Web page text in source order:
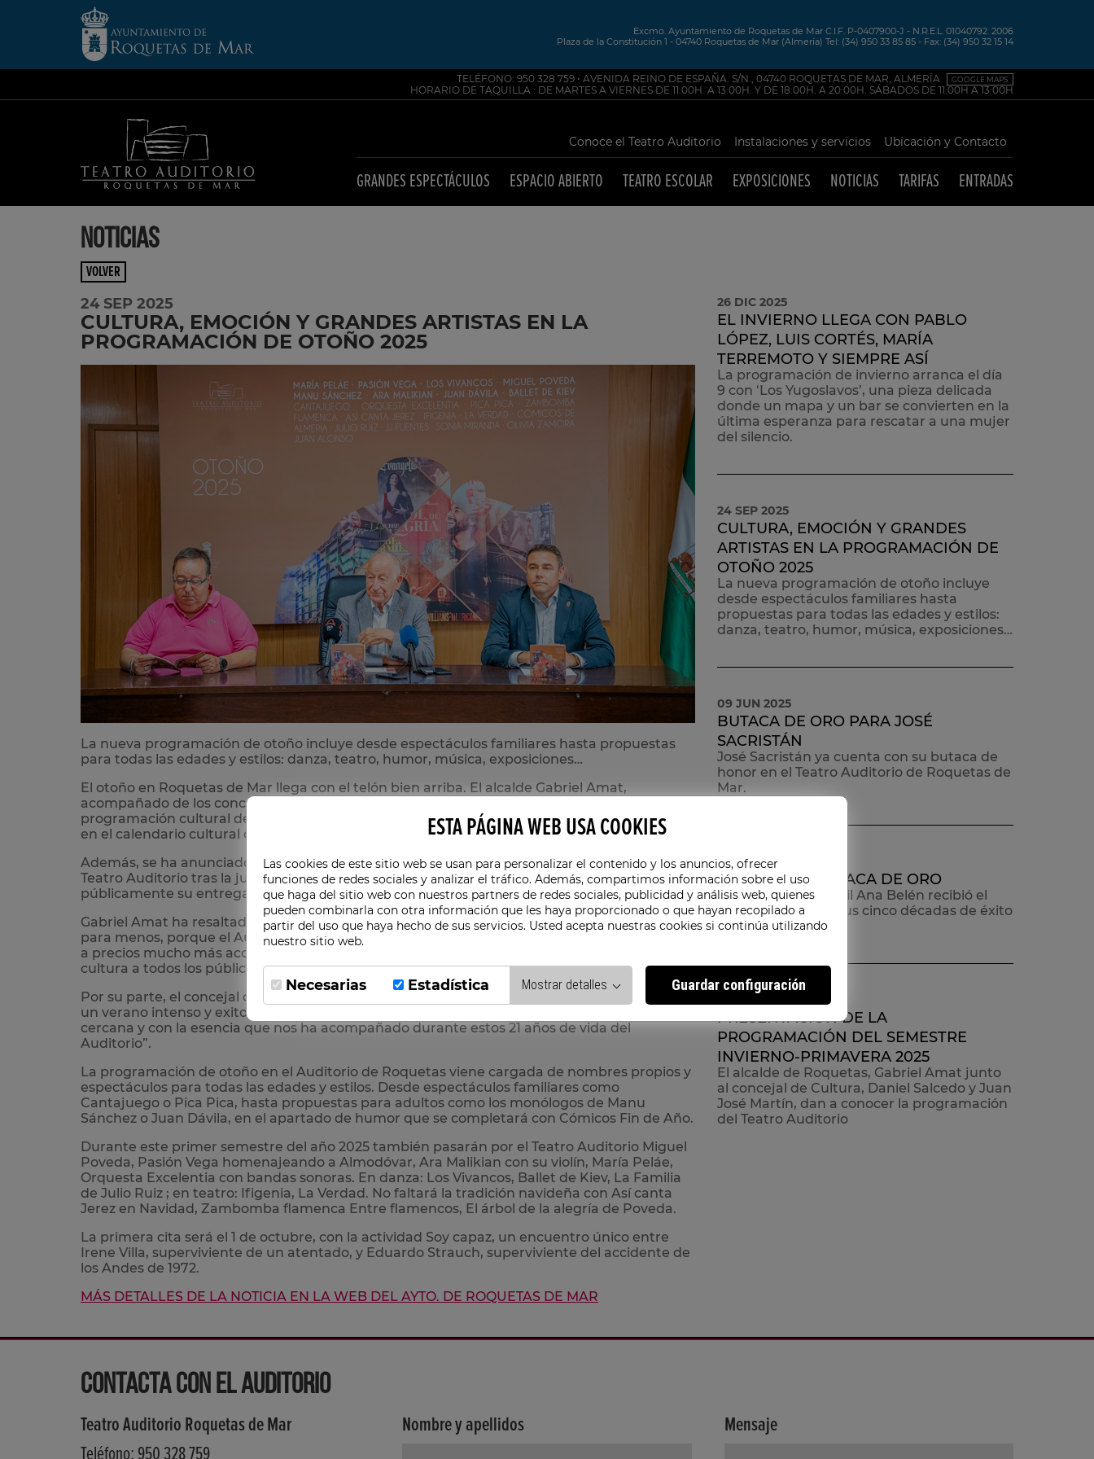
Excmo. Ayuntamiento de Roquetas de Mar C.I.F. P-0407900-J - N.R.E.L. 01040792. 2006
Plaza de la Constitución 1 - 04740 Roquetas de Mar (Almería) Tel: (34) 950 33 85 85 - Fax: (34) 950 32 15 14
TELÉFONO: 950 328 759 • AVENIDA REINO DE ESPAÑA. S/N., 04740 ROQUETAS DE MAR, ALMERÍA GOOGLE MAPS
HORARIO DE TAQUILLA : DE MARTES A VIERNES DE 11:00H. A 13:00H. Y DE 18:00H. A 20:00H. SÁBADOS DE 11:00H A 13:00H
Conoce el Teatro Auditorio Instalaciones y servicios Ubicación y Contacto
GRANDES ESPECTÁCULOS ESPACIO ABIERTO TEATRO ESCOLAR EXPOSICIONES NOTICIAS TARIFAS ENTRADAS
NOTICIAS
VOLVER
24 SEP 2025
CULTURA, EMOCIÓN Y GRANDES ARTISTAS EN LA
PROGRAMACIÓN DE OTOÑO 2025
La nueva programación de otoño incluye desde espectáculos familiares hasta propuestas
para todas las edades y estilos: danza, teatro, humor, música, exposiciones…
El otoño en Roquetas de Mar llega con el telón bien arriba. El alcalde Gabriel Amat,
acompañado de los concejales José Juan Rubí y Daniel Salcedo, ha presentado la nueva
programación cultural del Teatro Auditorio para los próximos meses. Una cita muy esperada
en el calendario cultural del municipio.
Además, se ha anunciado un relevo en la dirección: Ricardo Roldán ha tomado el testigo del
Teatro Auditorio tras la jubilación de Juan José Martín, a quien se le ha agradecido
públicamente su entrega durante más de 20 años al frente de este espacio cultural.
Gabriel Amat ha resaltado que la programación que se avecina es “de gran calidad”. “Y no es
para menos, porque el Auditorio se ha ganado la fama de traer espectáculos de primer nivel
a precios mucho más accesibles que en otros lugares. Una apuesta constante por acercar la
cultura a todos los públicos”.
Por su parte, el concejal de Cultura, Daniel Salcedo, ha adelantado lo que nos espera: “Tras
un verano intenso y exitoso, volvemos a levantar el telón con una programación variada,
cercana y con la esencia que nos ha acompañado durante estos 21 años de vida del
Auditorio”.
La programación de otoño en el Auditorio de Roquetas viene cargada de nombres propios y
espectáculos para todas las edades y estilos. Desde espectáculos familiares como
Cantajuego o Pica Pica, hasta propuestas para adultos como los monólogos de Manu
Sánchez o Juan Dávila, en el apartado de humor que se completará con Cómicos Fin de Año.
Durante este primer semestre del año 2025 también pasarán por el Teatro Auditorio Miguel
Poveda, Pasión Vega homenajeando a Almodóvar, Ara Malikian con su violín, María Peláe,
Orquesta Excelentia con bandas sonoras. En danza: Los Vivancos, Ballet de Kiev, La Familia
de Julio Ruiz ; en teatro: Ifigenia, La Verdad. No faltará la tradición navideña con Así canta
Jerez en Navidad, Zambomba flamenca Entre flamencos, El árbol de la alegría de Poveda.
La primera cita será el 1 de octubre, con la actividad Soy capaz, un encuentro único entre
Irene Villa, superviviente de un atentado, y Eduardo Strauch, superviviente del accidente de
los Andes de 1972.
MÁS DETALLES DE LA NOTICIA EN LA WEB DEL AYTO. DE ROQUETAS DE MAR
26 DIC 2025
EL INVIERNO LLEGA CON PABLO
LÓPEZ, LUIS CORTÉS, MARÍA
TERREMOTO Y SIEMPRE ASÍ
La programación de invierno arranca el día
9 con ‘Los Yugoslavos’, una pieza delicada
donde un mapa y un bar se convierten en la
última esperanza para rescatar a una mujer
del silencio.
24 SEP 2025
CULTURA, EMOCIÓN Y GRANDES
ARTISTAS EN LA PROGRAMACIÓN DE
OTOÑO 2025
La nueva programación de otoño incluye
desde espectáculos familiares hasta
propuestas para todas las edades y estilos:
danza, teatro, humor, música, exposiciones…
09 JUN 2025
BUTACA DE ORO PARA JOSÉ
SACRISTÁN
José Sacristán ya cuenta con su butaca de
honor en el Teatro Auditorio de Roquetas de
Mar.
01 MAY 2025
ANA BELÉN, BUTACA DE ORO
El pasado 26 de abril Ana Belén recibió el
reconocimiento a sus cinco décadas de éxito
en los escenarios.
PRESENTACIÓN DE LA
PROGRAMACIÓN DEL SEMESTRE
INVIERNO-PRIMAVERA 2025
El alcalde de Roquetas, Gabriel Amat junto
al concejal de Cultura, Daniel Salcedo y Juan
José Martín, dan a conocer la programación
del Teatro Auditorio
CONTACTA CON EL AUDITORIO
Teatro Auditorio Roquetas de Mar
Teléfono: 950 328 759
Nombre y apellidos Mensaje
ESTA PÁGINA WEB USA COOKIES
Las cookies de este sitio web se usan para personalizar el contenido y los anuncios, ofrecer
funciones de redes sociales y analizar el tráfico. Además, compartimos información sobre el uso
que haga del sitio web con nuestros partners de redes sociales, publicidad y análisis web, quienes
pueden combinarla con otra información que les haya proporcionado o que hayan recopilado a
partir del uso que haya hecho de sus servicios. Usted acepta nuestras cookies si continúa utilizando
nuestro sitio web.
Necesarias Estadística Mostrar detalles Guardar configuración